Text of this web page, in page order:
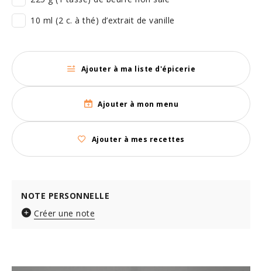
10 ml (2 c. à thé) d’extrait de vanille
Ajouter à ma liste d'épicerie
Ajouter à mon menu
Ajouter à mes recettes
NOTE PERSONNELLE
Créer une note